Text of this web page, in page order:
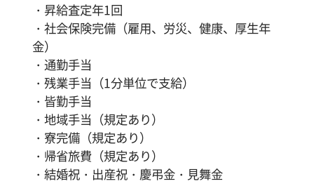
・昇給査定年1回
・社会保険完備（雇用、労災、健康、厚生年
金）
・通勤手当
・残業手当（1分単位で支給）
・皆勤手当
・地域手当（規定あり）
・寮完備（規定あり）
・帰省旅費（規定あり）
・結婚祝・出産祝・慶弔金・見舞金